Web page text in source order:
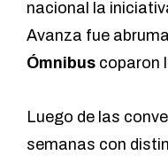
nacional la
Avanza fue
Ómnibus coparon
Luego de las
semanas con